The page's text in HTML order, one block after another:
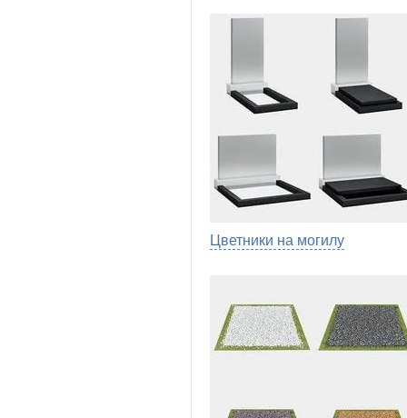
Цветники на могилу